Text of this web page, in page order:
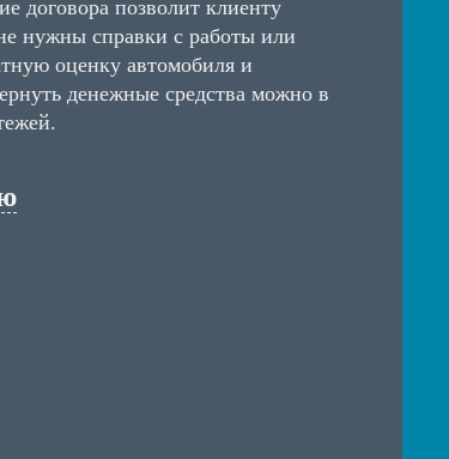
договора позволит клиенту
нужны справки с работы или
оценку автомобиля и
денежные средства можно в